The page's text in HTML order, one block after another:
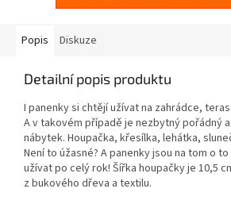
Popis Diskuze
Detailní popis produktu
I panenky si chtějí užívat na zahrádce,
A v takovém případě je nezbytný pořádný
nábytek. Houpačka, křesílka, lehátka,
Není to úžasné? A panenky jsou na tom o
užívat po celý rok! Šířka houpačky je 10,5
z bukového dřeva a textilu.